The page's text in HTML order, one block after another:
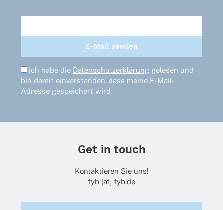
Ich habe die Datenschutzerklärung gelesen und
bin damit einverstanden, dass meine E-Mail-
Adresse gespeichert wird.
Get in touch
Kontaktieren Sie uns!
fyb [at] fyb.de